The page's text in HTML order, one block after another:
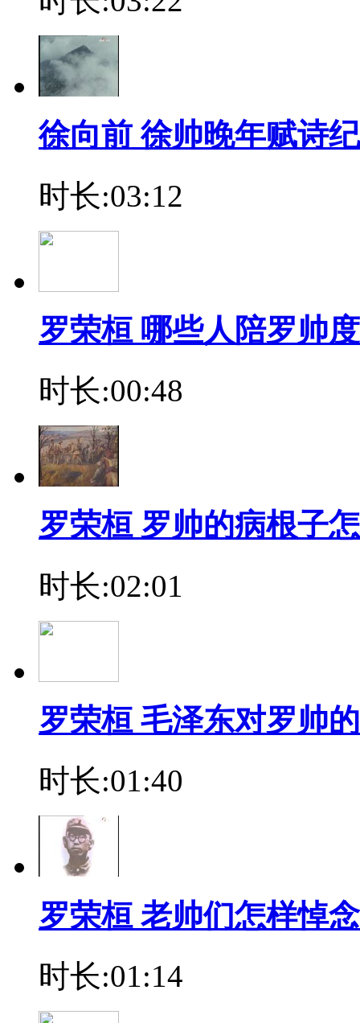
徐向前 徐帅晚年赋诗
时长:03:12
罗荣桓 哪些人陪罗帅
时长:00:48
罗荣桓 罗帅的病根子
时长:02:01
罗荣桓 毛泽东对罗帅
时长:01:40
罗荣桓 老帅们怎样悼
时长:01:14